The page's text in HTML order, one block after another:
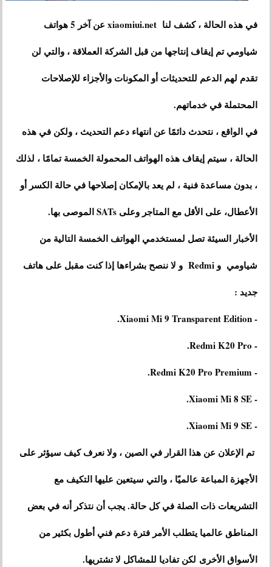
في هذه الحالة ، كشف لنا xiaomiui.net عن آخر 5 هواتف
شياومي تم إيقاف إنتاجها من قبل الشركة العملاقة ، والتي لن
تقدم لهم الدعم للتحديثات أو المكونات والأجزاء للإصلاحات
المحتملة في خدماتهم.
في الواقع ، نتحدث دائمًا عن انتهاء دعم التحديث ، ولكن في هذه
الحالة ، سيتم إيقاف هذه الهواتف المحمولة الخمسة تمامًا ، لذلك
، بدون مساعدة فنية ، لم يعد بالإمكان إصلاحها في حالة الكسر أو
الأعطال، على الأقل مع المتاجر وعلى SATs الموصى بها.
الأخبار السيئة تصل لمستخدمي الهواتف الخمسة التالية من
شياومي و Redmi و لا ننصح بشراءها إذا كنت مقبل على هاتف
جديد :
- Xiaomi Mi 9 Transparent Edition.
- Redmi K20 Pro.
- Redmi K20 Pro Premium.
- Xiaomi Mi 8 SE.
- Xiaomi Mi 9 SE.
تم الإعلان عن هذا القرار في الصين ، ولا نعرف كيف سيؤثر على
الأجهزة المباعة عالميًا ، والتي سيتعين عليها التكيف مع
التشريعات ذات الصلة في كل حالة. يجب أن نتذكر أنه في بعض
المناطق عالميا يتطلب الأمر فترة دعم فني أطول بكثير من
الأسواق الأخرى لكن تفاديا للمشاكل لا تشتريها.